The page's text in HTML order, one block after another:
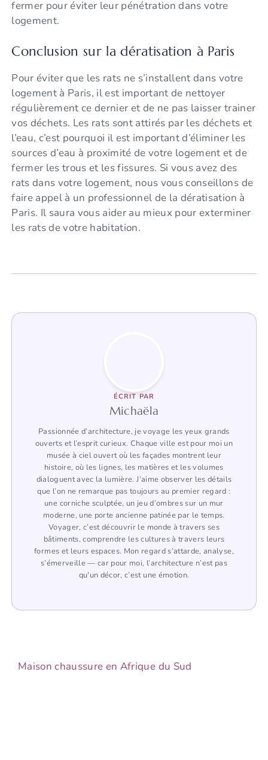
fermer pour éviter leur pénétration dans votre
logement.
Conclusion sur la dératisation à Paris
Pour éviter que les rats ne s’installent dans votre
logement à Paris, il est important de nettoyer
régulièrement ce dernier et de ne pas laisser trainer
vos déchets. Les rats sont attirés par les déchets et
l’eau, c’est pourquoi il est important d’éliminer les
sources d’eau à proximité de votre logement et de
fermer les trous et les fissures. Si vous avez des
rats dans votre logement, nous vous conseillons de
faire appel à un professionnel de la dératisation à
Paris. Il saura vous aider au mieux pour exterminer
les rats de votre habitation.
ÉCRIT PAR
Michaëla
Passionnée d’architecture, je voyage les yeux grands
ouverts et l’esprit curieux. Chaque ville est pour moi un
musée à ciel ouvert où les façades montrent leur
histoire, où les lignes, les matières et les volumes
dialoguent avec la lumière. J’aime observer les détails
que l’on ne remarque pas toujours au premier regard :
une corniche sculptée, un jeu d’ombres sur un mur
moderne, une porte ancienne patinée par le temps.
Voyager, c’est découvrir le monde à travers ses
bâtiments, comprendre les cultures à travers leurs
formes et leurs espaces. Mon regard s’attarde, analyse,
s’émerveille — car pour moi, l’architecture n’est pas
qu'un décor, c’est une émotion.
Maison chaussure en Afrique du Sud